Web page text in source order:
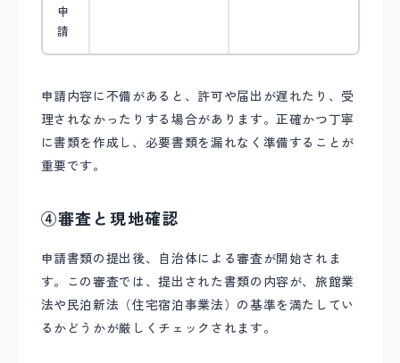
申
請
申請内容に不備があると、許可や届出が遅れたり、受
理されなかったりする場合があります。正確かつ丁寧
に書類を作成し、必要書類を漏れなく準備することが
重要です。
④審査と現地確認
申請書類の提出後、自治体による審査が開始されま
す。この審査では、提出された書類の内容が、旅館業
法や民泊新法（住宅宿泊事業法）の基準を満たしてい
るかどうかが厳しくチェックされます。